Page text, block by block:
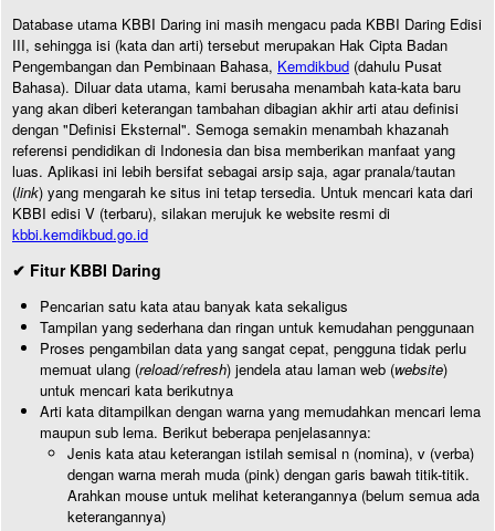
Database utama KBBI Daring ini masih mengacu pada KBBI Daring Edisi
III, sehingga isi (kata dan arti) tersebut merupakan Hak Cipta Badan
Pengembangan dan Pembinaan Bahasa, Kemdikbud (dahulu Pusat
Bahasa). Diluar data utama, kami berusaha menambah kata-kata baru
yang akan diberi keterangan tambahan dibagian akhir arti atau definisi
dengan "Definisi Eksternal". Semoga semakin menambah khazanah
referensi pendidikan di Indonesia dan bisa memberikan manfaat yang
luas. Aplikasi ini lebih bersifat sebagai arsip saja, agar pranala/tautan
(link) yang mengarah ke situs ini tetap tersedia. Untuk mencari kata dari
KBBI edisi V (terbaru), silakan merujuk ke website resmi di
kbbi.kemdikbud.go.id
✔ Fitur KBBI Daring
Pencarian satu kata atau banyak kata sekaligus
Tampilan yang sederhana dan ringan untuk kemudahan penggunaan
Proses pengambilan data yang sangat cepat, pengguna tidak perlu
memuat ulang (reload/refresh) jendela atau laman web (website)
untuk mencari kata berikutnya
Arti kata ditampilkan dengan warna yang memudahkan mencari lema
maupun sub lema. Berikut beberapa penjelasannya:
Jenis kata atau keterangan istilah semisal n (nomina), v (verba)
dengan warna merah muda (pink) dengan garis bawah titik-titik.
Arahkan mouse untuk melihat keterangannya (belum semua ada
keterangannya)